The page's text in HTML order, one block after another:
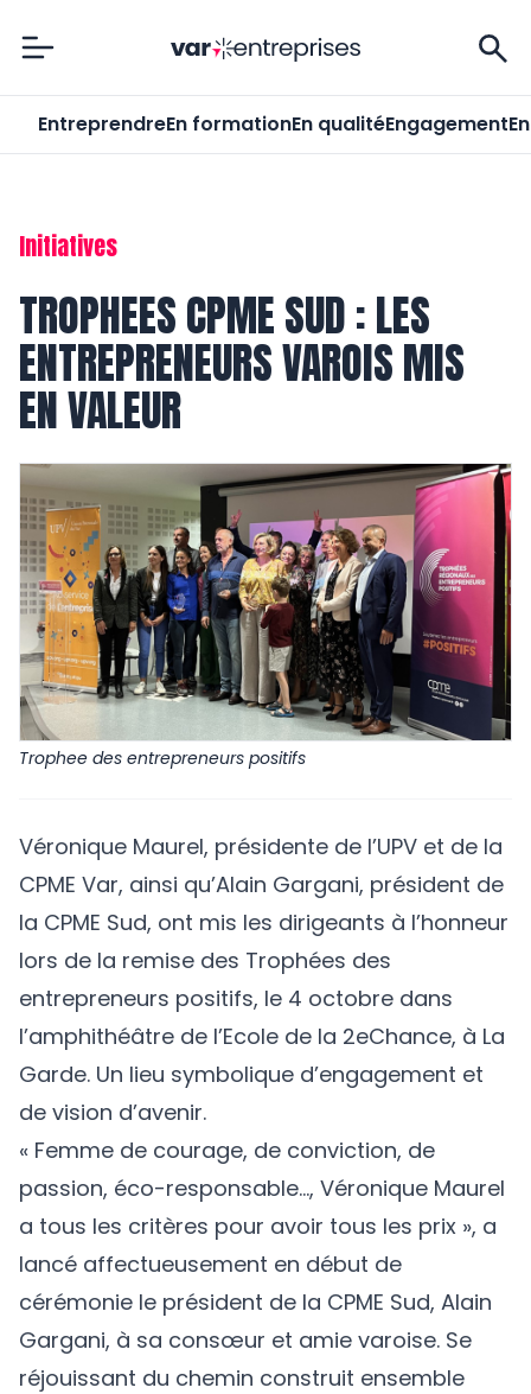
Var-Entreprises
EntreprendreEn formationEn qualitéEngagement
Initiatives
TROPHEES CPME SUD : LES
ENTREPRENEURS VAROIS MIS
EN VALEUR
Trophee des entrepreneurs positifs
Véronique Maurel, présidente de l’UPV et de la
CPME Var, ainsi qu’Alain Gargani, président de
la CPME Sud, ont mis les dirigeants à l’honneur
lors de la remise des Trophées des
entrepreneurs positifs, le 4 octobre dans
l’amphithéâtre de l’Ecole de la 2eChance, à La
Garde. Un lieu symbolique d’engagement et
de vision d’avenir.
« Femme de courage, de conviction, de
passion, éco-responsable…, Véronique Maurel
a tous les critères pour avoir tous les prix », a
lancé affectueusement en début de
cérémonie le président de la CPME Sud, Alain
Gargani, à sa consœur et amie varoise. Se
réjouissant du chemin construit ensemble